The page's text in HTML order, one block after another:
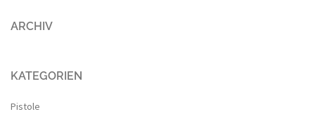
ARCHIV
KATEGORIEN
Pistole